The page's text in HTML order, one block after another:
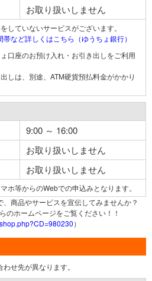
お取り扱いしません
していないサービスがございます。
など詳しくはこちら（ゆうちょ銀行）
口座のお預け入れ・お引き出しをご利用
しは、別途、ATM硬貨預払料金がかかり
9:00 ～ 16:00
お取り扱いしません
お取り扱いしません
ホ等からのWebでの申込みとなります。
商品やサービスを宣伝してみませんか？
ホームページをご覧ください！！
）
せ先が異なります。